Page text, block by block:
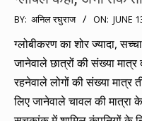
2011-
06-
BY: अनिल रघुराज ON: JUNE
ग्लोबीकरण का शोर ज्यादा,
जानेवाले छात्रों की संख्या
रहनेवाले लोगों की संख्या मात्र
लिए जानेवाले चावल की